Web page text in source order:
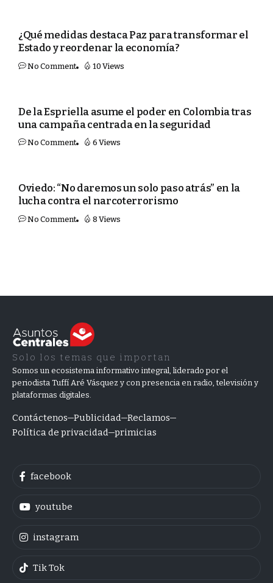
¿Qué medidas destaca Paz para transformar el
Estado y reordenar la economía?
No Comment 10 Views
De la Espriella asume el poder en Colombia tras
una campaña centrada en la seguridad
No Comment 6 Views
Oviedo: “No daremos un solo paso atrás” en la
lucha contra el narcoterrorismo
No Comment 8 Views
Solo los temas que importan
Somos un ecosistema informativo integral, liderado por el
periodista Tuffí Aré Vásquez y con presencia en radio, televisión y
plataformas digitales.
Contáctenos Publicidad Reclamos
Política de privacidad primicias
facebook
youtube
instagram
Tik Tok